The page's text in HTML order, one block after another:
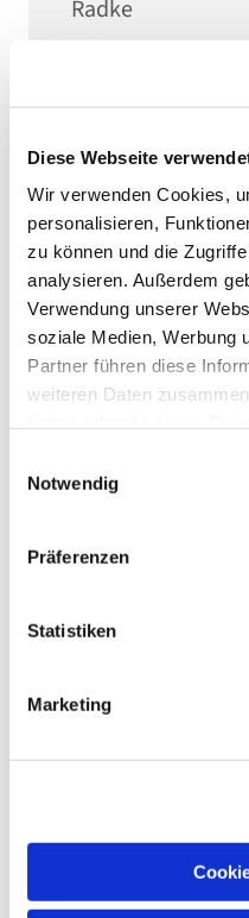
Diese Webseite
Wir verwenden Cookies,
personalisieren,
zu können und die
analysieren. Außerdem
Verwendung unserer
soziale Medien, Werbung
Partner führen diese
weiteren Daten
Notwendig
Präferenzen
Statistiken
Marketing
Radke
gemeinsam den
Kommen Sie einfach
Dies